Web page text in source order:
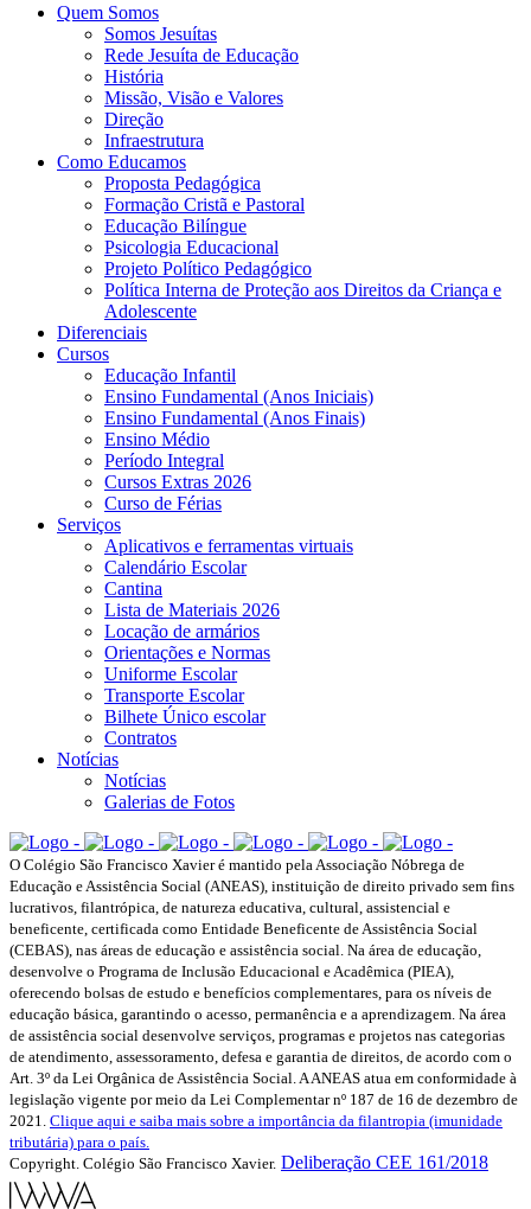
Quem Somos
Somos Jesuítas
Rede Jesuíta de Educação
História
Missão, Visão e Valores
Direção
Infraestrutura
Como Educamos
Proposta Pedagógica
Formação Cristã e Pastoral
Educação Bilíngue
Psicologia Educacional
Projeto Político Pedagógico
Política Interna de Proteção aos Direitos da Criança e
Adolescente
Diferenciais
Cursos
Educação Infantil
Ensino Fundamental (Anos Iniciais)
Ensino Fundamental (Anos Finais)
Ensino Médio
Período Integral
Cursos Extras 2026
Curso de Férias
Serviços
Aplicativos e ferramentas virtuais
Calendário Escolar
Cantina
Lista de Materiais 2026
Locação de armários
Orientações e Normas
Uniforme Escolar
Transporte Escolar
Bilhete Único escolar
Contratos
Notícias
Notícias
Galerias de Fotos
O Colégio São Francisco Xavier é mantido pela Associação Nóbrega de
Educação e Assistência Social (ANEAS), instituição de direito privado sem fins
lucrativos, filantrópica, de natureza educativa, cultural, assistencial e
beneficente, certificada como Entidade Beneficente de Assistência Social
(CEBAS), nas áreas de educação e assistência social. Na área de educação,
desenvolve o Programa de Inclusão Educacional e Acadêmica (PIEA),
oferecendo bolsas de estudo e benefícios complementares, para os níveis de
educação básica, garantindo o acesso, permanência e a aprendizagem. Na área
de assistência social desenvolve serviços, programas e projetos nas categorias
de atendimento, assessoramento, defesa e garantia de direitos, de acordo com o
Art. 3º da Lei Orgânica de Assistência Social. A ANEAS atua em conformidade à
legislação vigente por meio da Lei Complementar nº 187 de 16 de dezembro de
2021. Clique aqui e saiba mais sobre a importância da filantropia (imunidade
tributária) para o país.
Copyright. Colégio São Francisco Xavier. Deliberação CEE 161/2018